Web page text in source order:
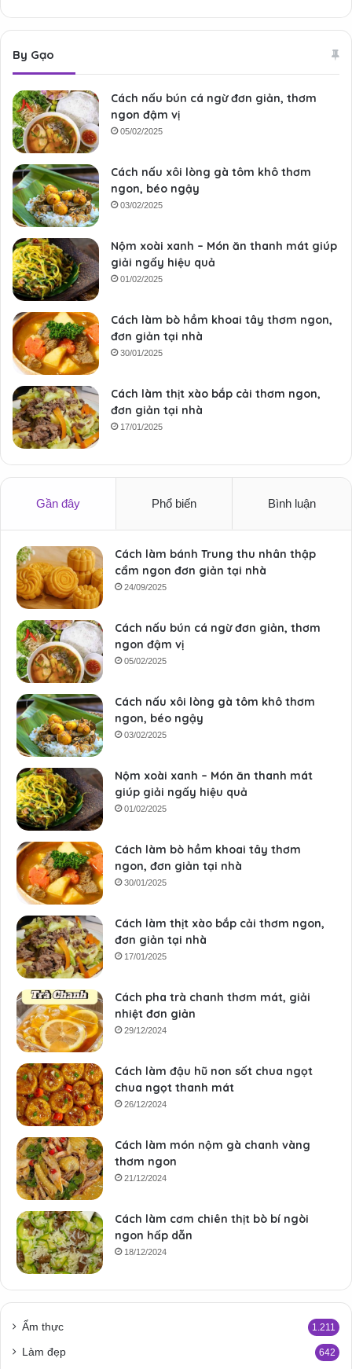
By Gạo
Cách nấu bún cá ngừ đơn giản, thơm
ngon đậm vị
05/02/2025
Cách nấu xôi lòng gà tôm khô thơm
ngon, béo ngậy
03/02/2025
Nộm xoài xanh – Món ăn thanh mát giúp
giải ngấy hiệu quả
01/02/2025
Cách làm bò hầm khoai tây thơm ngon,
đơn giản tại nhà
30/01/2025
Cách làm thịt xào bắp cải thơm ngon,
đơn giản tại nhà
17/01/2025
Gần đây Phổ biến Bình luận
Cách làm bánh Trung thu nhân thập
cẩm ngon đơn giản tại nhà
24/09/2025
Cách nấu bún cá ngừ đơn giản, thơm
ngon đậm vị
05/02/2025
Cách nấu xôi lòng gà tôm khô thơm
ngon, béo ngậy
03/02/2025
Nộm xoài xanh – Món ăn thanh mát
giúp giải ngấy hiệu quả
01/02/2025
Cách làm bò hầm khoai tây thơm
ngon, đơn giản tại nhà
30/01/2025
Cách làm thịt xào bắp cải thơm ngon,
đơn giản tại nhà
17/01/2025
Cách pha trà chanh thơm mát, giải
nhiệt đơn giản
29/12/2024
Cách làm đậu hũ non sốt chua ngọt
chua ngọt thanh mát
26/12/2024
Cách làm món nộm gà chanh vàng
thơm ngon
21/12/2024
Cách làm cơm chiên thịt bò bí ngòi
ngon hấp dẫn
18/12/2024
Ẩm thực 1.211
Làm đẹp 642